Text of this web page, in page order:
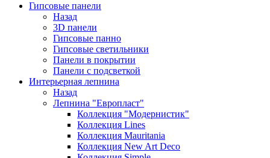
Гипсовые панели
Назад
3D панели
Гипсовые панно
Гипсовые светильники
Панели в покрытии
Панели с подсветкой
Интерьерная лепнина
Назад
Лепнина "Европласт"
Коллекция "Модернистик"
Коллекция Lines
Коллекция Mauritania
Коллекция New Art Deco